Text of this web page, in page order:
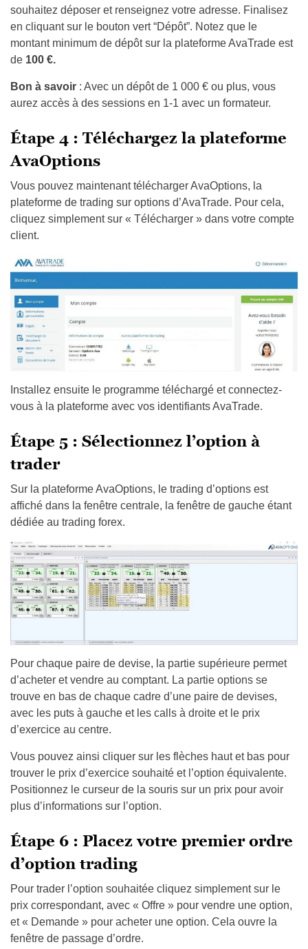
souhaitez déposer et renseignez votre adresse. Finalisez
en cliquant sur le bouton vert “Dépôt”. Notez que le
montant minimum de dépôt sur la plateforme AvaTrade est
de 100 €.
Bon à savoir : Avec un dépôt de 1 000 € ou plus, vous
aurez accès à des sessions en 1-1 avec un formateur.
Étape 4 : Téléchargez la plateforme
AvaOptions
Vous pouvez maintenant télécharger AvaOptions, la
plateforme de trading sur options d’AvaTrade. Pour cela,
cliquez simplement sur « Télécharger » dans votre compte
client.
Installez ensuite le programme téléchargé et connectez-
vous à la plateforme avec vos identifiants AvaTrade.
Étape 5 : Sélectionnez l’option à
trader
Sur la plateforme AvaOptions, le trading d’options est
affiché dans la fenêtre centrale, la fenêtre de gauche étant
dédiée au trading forex.
Pour chaque paire de devise, la partie supérieure permet
d’acheter et vendre au comptant. La partie options se
trouve en bas de chaque cadre d’une paire de devises,
avec les puts à gauche et les calls à droite et le prix
d’exercice au centre.
Vous pouvez ainsi cliquer sur les flèches haut et bas pour
trouver le prix d’exercice souhaité et l’option équivalente.
Positionnez le curseur de la souris sur un prix pour avoir
plus d’informations sur l’option.
Étape 6 : Placez votre premier ordre
d’option trading
Pour trader l’option souhaitée cliquez simplement sur le
prix correspondant, avec « Offre » pour vendre une option,
et « Demande » pour acheter une option. Cela ouvre la
fenêtre de passage d’ordre.